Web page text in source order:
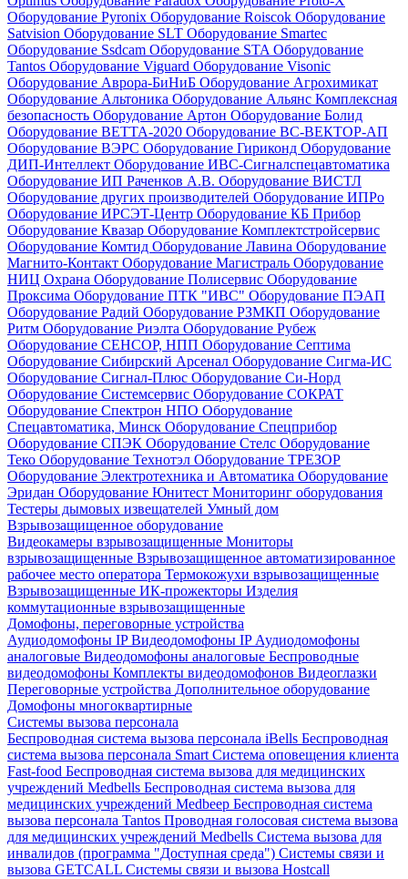
Оборудование Pyronix Оборудование Roiscok Оборудование
Satvision Оборудование SLT Оборудование Smartec
Оборудование Ssdcam Оборудование STA Оборудование
Tantos Оборудование Viguard Оборудование Visonic
Оборудование Аврора-БиНиБ Оборудование Агрохимикат
Оборудование Альтоника Оборудование Альянс Комплексная
безопасность Оборудование Артон Оборудование Болид
Оборудование ВЕТТА-2020 Оборудование ВС-ВЕКТОР-АП
Оборудование ВЭРС Оборудование Гириконд Оборудование
ДИП-Интеллект Оборудование ИВС-Сигналспецавтоматика
Оборудование ИП Раченков А.В. Оборудование ВИСТЛ
Оборудование других производителей Оборудование ИПРо
Оборудование ИРСЭТ-Центр Оборудование КБ Прибор
Оборудование Квазар Оборудование Комплектстройсервис
Оборудование Комтид Оборудование Лавина Оборудование
Магнито-Контакт Оборудование Магистраль Оборудование
НИЦ Охрана Оборудование Полисервис Оборудование
Проксима Оборудование ПТК "ИВС" Оборудование ПЭАП
Оборудование Радий Оборудование РЗМКП Оборудование
Ритм Оборудование Риэлта Оборудование Рубеж
Оборудование СЕНСОР, НПП Оборудование Септима
Оборудование Сибирский Арсенал Оборудование Сигма-ИС
Оборудование Сигнал-Плюс Оборудование Си-Норд
Оборудование Системсервис Оборудование СОКРАТ
Оборудование Спектрон НПО Оборудование
Спецавтоматика, Минск Оборудование Спецприбор
Оборудование СПЭК Оборудование Стелс Оборудование
Теко Оборудование Технотэл Оборудование ТРЕЗОР
Оборудование Электротехника и Автоматика Оборудование
Эридан Оборудование Юнитест Мониторинг оборудования
Тестеры дымовых извещателей Умный дом
Взрывозащищенное оборудование
Видеокамеры взрывозащищенные Мониторы
взрывозащищенные Взрывозащищенное автоматизированное
рабочее место оператора Термокожухи взрывозащищенные
Взрывозащищенные ИК-прожекторы Изделия
коммутационные взрывозащищенные
Домофоны, переговорные устройства
Аудиодомофоны IPВидеодомофоны IP Аудиодомофоны
аналоговые Видеодомофоны аналоговые Беспроводные
видеодомофоны Комплекты видеодомофонов Видеоглазки
Переговорные устройства Дополнительное оборудование
Домофоны многоквартирные
Системы вызова персонала
Беспроводная система вызова персонала iBells Беспроводная
система вызова персонала Smart Система оповещения клиента
Fast-food Беспроводная система вызова для медицинских
учреждений Medbells Беспроводная система вызова для
медицинских учреждений Medbeep Беспроводная система
вызова персонала Tantos Проводная голосовая система вызова
для медицинских учреждений Medbells Система вызова для
инвалидов (программа "Доступная среда") Системы связи и
вызова GETCALL Системы связи и вызова Hostcall